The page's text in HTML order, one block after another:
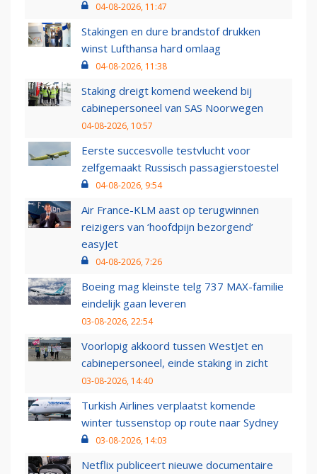
04-08-2026, 11:47
Stakingen en dure brandstof drukken
winst Lufthansa hard omlaag
04-08-2026, 11:38
Staking dreigt komend weekend bij
cabinepersoneel van SAS Noorwegen
04-08-2026, 10:57
Eerste succesvolle testvlucht voor
zelfgemaakt Russisch passagierstoestel
04-08-2026, 9:54
Air France-KLM aast op terugwinnen
reizigers van ‘hoofdpijn bezorgend’
easyJet
04-08-2026, 7:26
Boeing mag kleinste telg 737 MAX-familie
eindelijk gaan leveren
03-08-2026, 22:54
Voorlopig akkoord tussen WestJet en
cabinepersoneel, einde staking in zicht
03-08-2026, 14:40
Turkish Airlines verplaatst komende
winter tussenstop op route naar Sydney
03-08-2026, 14:03
Netflix publiceert nieuwe documentaire